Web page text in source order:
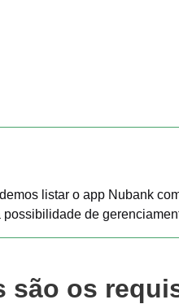
listar o app Nubank
possibilidade de
são os